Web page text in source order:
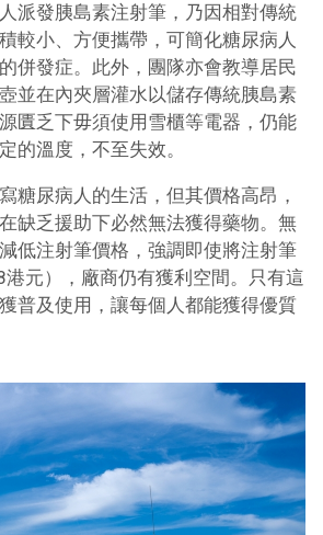
派發胰島素注射筆，乃因相對傳統
較小、方便攜帶，可簡化糖尿病人
併發症。此外，團隊亦會教導居民
並在內夾層灌水以儲存傳統胰島素
匱乏下毋須使用雪櫃等電器，仍能
的溫度，不至失效。
糖尿病人的生活，但其價格高昂，
缺乏援助下必然無法獲得藥物。無
低注射筆價格，強調即使將注射筆
元），廠商仍有獲利空間。只有這
普及使用，讓每個人都能獲得優質